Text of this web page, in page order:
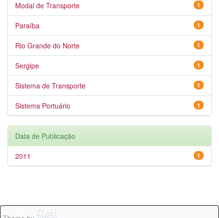
1
Modal de Transporte
1
Paraíba
1
Rio Grande do Norte
1
Sergipe
1
Sistema de Transporte
1
Sistema Portuário
Data de Publicação
1
2011